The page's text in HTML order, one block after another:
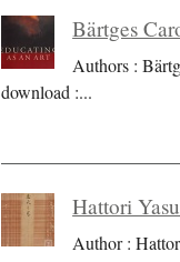
Bärtges
Authors :
download :...
Hattori
Author :